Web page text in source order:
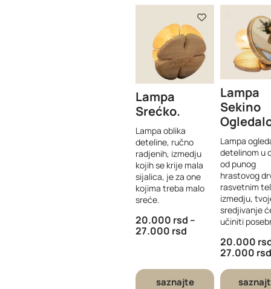
Lampa
Srećko
Lampa oblika
deteline, ručno
radjenih, izmedju
kojih se krije mala
sijalica, je za one
kojima treba malo
sreće.
20.000 rsd –
27.000 rsd
saznajte
Lampa
Sekino
Lampa
detelinom u
od punog
hrastovog
rasvetnim
izmedju,
sredjivanje
učiniti
20.000
27.000 rsd